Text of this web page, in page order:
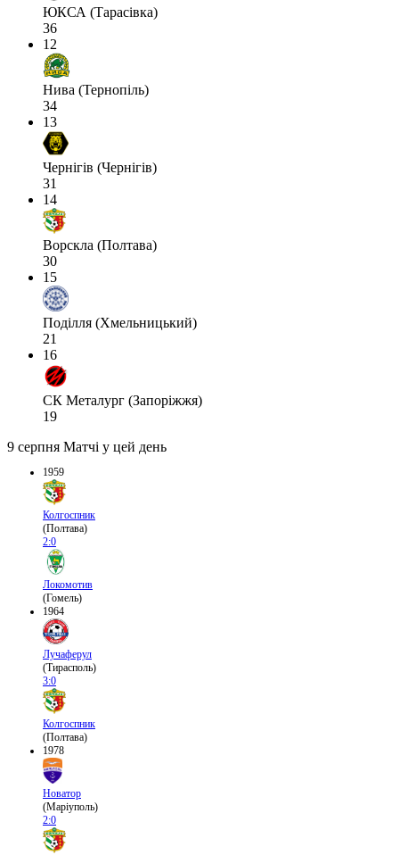
ЮКСА (Тарасівка)
36
12
Нива (Тернопіль)
34
13
Чернігів (Чернігів)
31
14
Ворскла (Полтава)
30
15
Поділля (Хмельницький)
21
16
СК Металург (Запоріжжя)
19
9 серпня Матчі у цей день
1959
Колгоспник
(Полтава)
2:0
Локомотив
(Гомель)
1964
Лучаферул
(Тирасполь)
3:0
Колгоспник
(Полтава)
1978
Новатор
(Маріуполь)
2:0